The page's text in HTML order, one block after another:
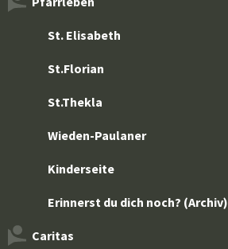
St. Elisabeth
St.Florian
St.Thekla
Wieden-Paulaner
Kinderseite
Erinnerst du dich noch? (Archiv)
Caritas